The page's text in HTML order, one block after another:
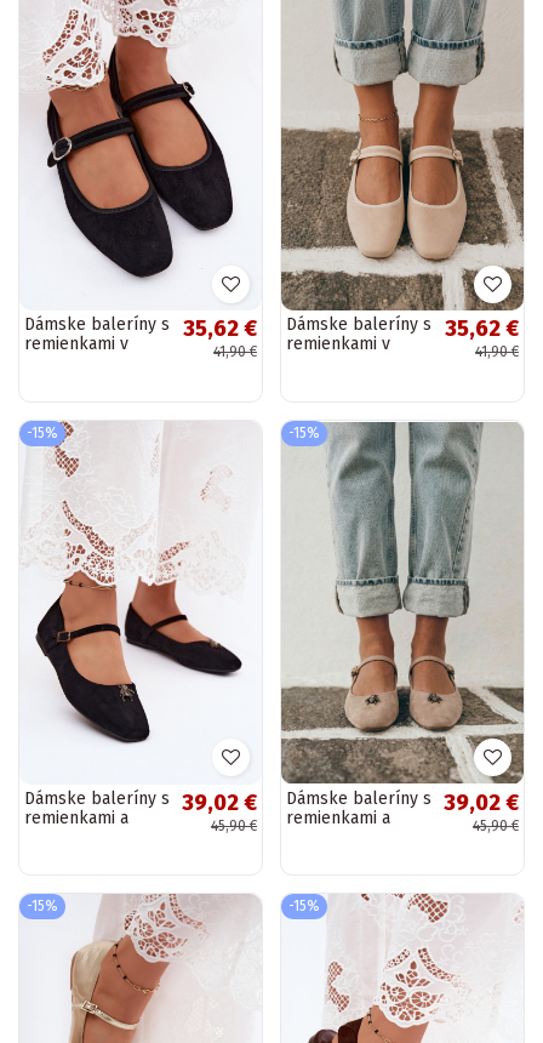
Dámske baleríny s
remienkami v
35,62 €
41,90 €
Dámske baleríny s
remienkami v
35,62 €
41,90 €
-15%
Dámske baleríny s
remienkami a
39,02 €
45,90 €
-15%
Dámske baleríny s
remienkami a
Pinea
39,02 €
45,90 €
-15% -15%